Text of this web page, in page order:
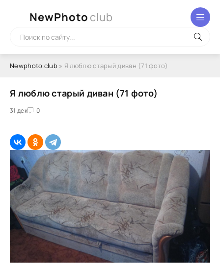
NewPhoto club
Newphoto.club» Я люблю старый диван (71 фото)
Я люблю старый диван (71 фото)
31 дек 0